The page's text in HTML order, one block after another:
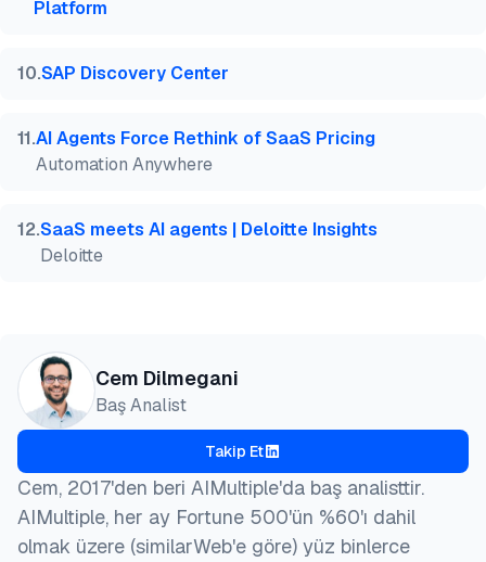
Platform
10.SAP Discovery Center
11.AI Agents Force Rethink of SaaS Pricing
Automation Anywhere
12.SaaS meets AI agents | Deloitte Insights
Deloitte
Cem Dilmegani
Baş Analist
Takip Et
Cem, 2017'den beri AIMultiple'da baş analisttir.
AIMultiple, her ay Fortune 500'ün %60'ı dahil
olmak üzere (similarWeb'e göre) yüz binlerce